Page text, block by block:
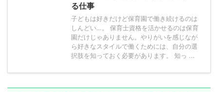
る仕事
子どもは好きだけど保育園で働き続けるのは
しんどい…。 保育士資格を活かせるのは保育
園だけじゃありません。やりがいを感じなが
ら好きなスタイルで働くためには、自分の選
択肢を知っておく必要があります。 知っ ...